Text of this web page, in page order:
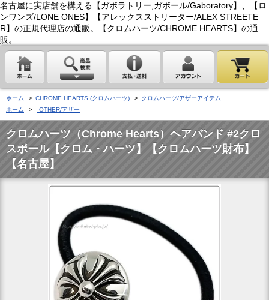
名古屋に実店舗を構える【ガボラトリー,ガボール/Gaboratory】、【ロ
ンワンズ/LONE ONES】【アレックスストリーター/ALEX STREETE
R】の正規代理店の通販。【クロムハーツ/CHROME HEARTS】の通
販。
ホーム > CHROME HEARTS (クロムハーツ) > クロムハーツ/アザーアイテム
ホーム
> OTHER/アザー
クロムハーツ（Chrome Hearts）ヘアバンド #2クロ
スボール【クロム・ハーツ】【クロムハーツ財布】
【名古屋】